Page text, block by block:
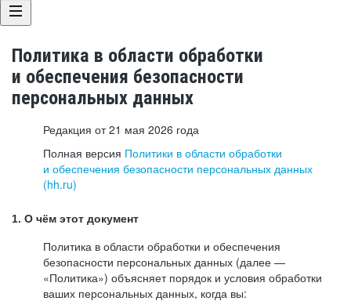
Политика в области обработки
и обеспечения безопасности
персональных данных
Редакция от 21 мая 2026 года
Полная версия Политики в области обработки
и обеспечения безопасности персональных данных
(hh.ru)
1. О чём этот документ
Политика в области обработки и обеспечения
безопасности персональных данных (далее —
«Политика») объясняет порядок и условия обработки
ваших персональных данных, когда вы: